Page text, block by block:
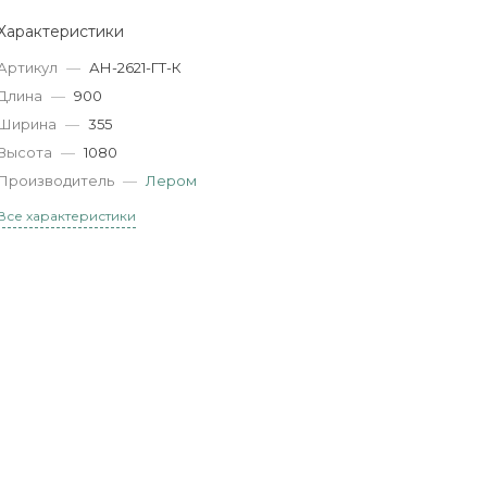
— АН-2621-ГТ-К
— 900
— 355
— 1080
— Лером
характеристики